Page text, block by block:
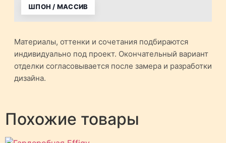
ШПОН / МАССИВ
Материалы, оттенки и сочетания подбираются
индивидуально под проект. Окончательный вариант
отделки согласовывается после замера и разработки
дизайна.
Похожие товары